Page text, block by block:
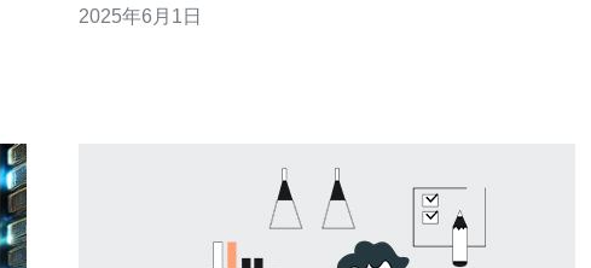
稳定：大带宽保证了网络传输速度的快速和稳定，用户可
2025年6月1日